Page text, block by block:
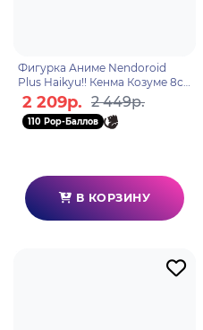
Фигурка Аниме Nendoroid
Plus Haikyu!! Кенма Козуме 8см
4580590207950
2 209р. 2 449р.
110 Pop-Баллов
В КОРЗИНУ